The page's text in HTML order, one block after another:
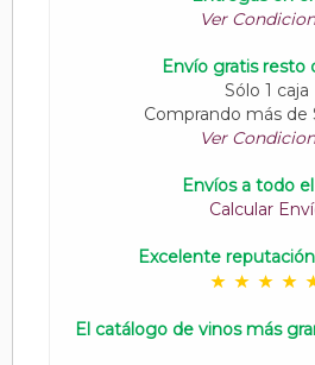
Ver
Envío gratis resto
Sólo 1 caja
Comprando más de
Ver
Envíos a todo
Calcular
Excelente
El catálogo de vinos más